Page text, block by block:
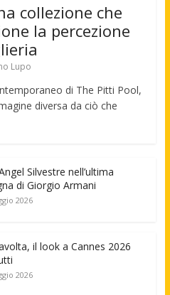
collezione che
la percezione
Lupo
di The Pitti Pool,
diversa da ciò che
Silvestre nell’ultima
di Giorgio Armani
2026
il look a Cannes 2026
2026